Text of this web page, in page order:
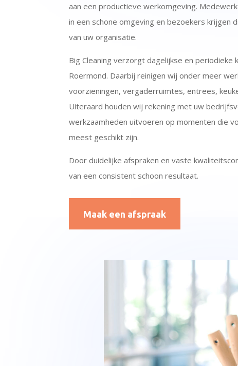
aan een productieve werkomgeving.
in een schone omgeving en bezoekers krijgen
van uw organisatie.
Big Cleaning verzorgt dagelijkse en periodieke
Roermond. Daarbij reinigen wij onder meer
voorzieningen, vergaderruimtes, entrees,
Uiteraard houden wij rekening met uw
werkzaamheden uitvoeren op momenten die
meest geschikt zijn.
Door duidelijke afspraken en vaste
van een consistent schoon resultaat.
Maak een afspraak